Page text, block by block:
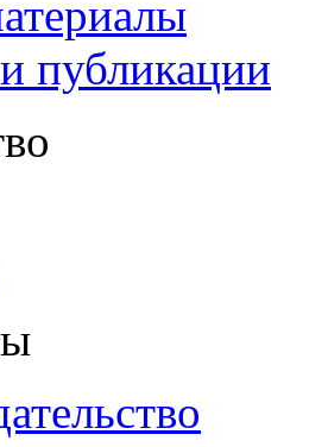
публикации